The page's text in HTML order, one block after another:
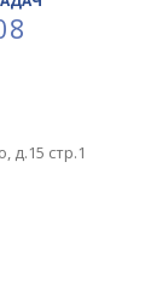
д.15 стр.1